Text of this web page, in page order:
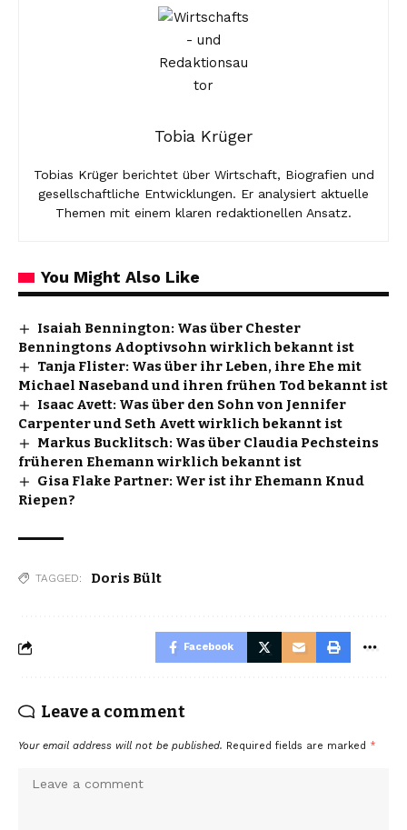
Tobia Krüger
Tobias Krüger berichtet über Wirtschaft, Biografien und
gesellschaftliche Entwicklungen. Er analysiert aktuelle
Themen mit einem klaren redaktionellen Ansatz.
You Might Also Like
Isaiah Bennington: Was über Chester
Benningtons Adoptivsohn wirklich bekannt ist
Tanja Flister: Was über ihr Leben, ihre Ehe mit
Michael Naseband und ihren frühen Tod bekannt ist
Isaac Avett: Was über den Sohn von Jennifer
Carpenter und Seth Avett wirklich bekannt ist
Markus Bucklitsch: Was über Claudia Pechsteins
früheren Ehemann wirklich bekannt ist
Gisa Flake Partner: Wer ist ihr Ehemann Knud
Riepen?
TAGGED: Doris Bült
Facebook
Leave a comment
Your email address will not be published. Required fields are marked *